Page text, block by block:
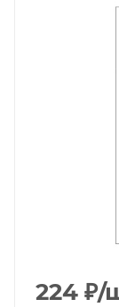
224 ₽/